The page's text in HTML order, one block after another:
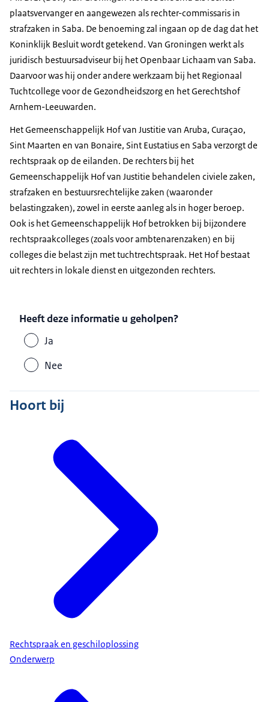
plaatsvervanger en aangewezen als rechter-commissaris in
strafzaken in Saba. De benoeming zal ingaan op de dag dat het
Koninklijk Besluit wordt getekend. Van Groningen werkt als
juridisch bestuursadviseur bij het Openbaar Lichaam van Saba.
Daarvoor was hij onder andere werkzaam bij het Regionaal
Tuchtcollege voor de Gezondheidszorg en het Gerechtshof
Arnhem-Leeuwarden.
Het Gemeenschappelijk Hof van Justitie van Aruba, Curaçao,
Sint Maarten en van Bonaire, Sint Eustatius en Saba verzorgt de
rechtspraak op de eilanden. De rechters bij het
Gemeenschappelijk Hof van Justitie behandelen civiele zaken,
strafzaken en bestuursrechtelijke zaken (waaronder
belastingzaken), zowel in eerste aanleg als in hoger beroep.
Ook is het Gemeenschappelijk Hof betrokken bij bijzondere
rechtspraakcolleges (zoals voor ambtenarenzaken) en bij
colleges die belast zijn met tuchtrechtspraak. Het Hof bestaat
uit rechters in lokale dienst en uitgezonden rechters.
Heeft deze informatie u geholpen?
Ja
Nee
Hoort bij
Rechtspraak en geschiloplossing
Onderwerp